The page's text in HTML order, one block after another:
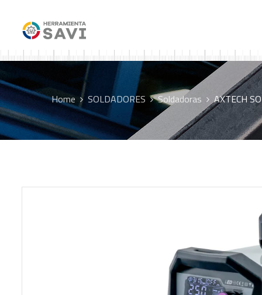
Home SOLDADORES Soldadoras AXTECH